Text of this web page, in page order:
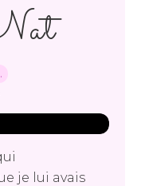
je lui avais